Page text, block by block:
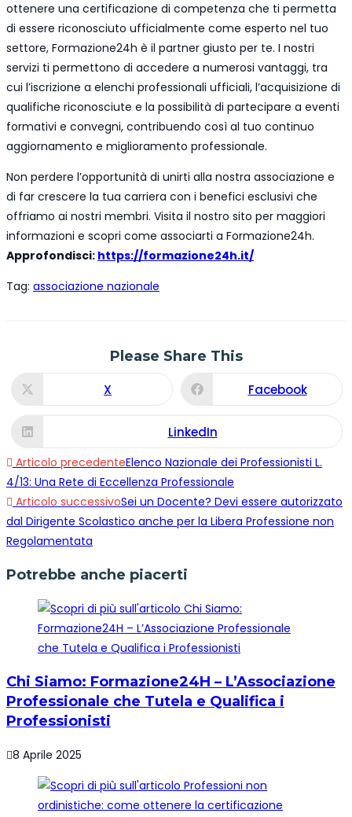
ottenere una certificazione di competenza che ti permetta
di essere riconosciuto ufficialmente come esperto nel tuo
settore, Formazione24h è il partner giusto per te. I nostri
servizi ti permettono di accedere a numerosi vantaggi, tra
cui l’iscrizione a elenchi professionali ufficiali, l’acquisizione di
qualifiche riconosciute e la possibilità di partecipare a eventi
formativi e convegni, contribuendo così al tuo continuo
aggiornamento e miglioramento professionale.
Non perdere l’opportunità di unirti alla nostra associazione e
di far crescere la tua carriera con i benefici esclusivi che
offriamo ai nostri membri. Visita il nostro sito per maggiori
informazioni e scopri come associarti a Formazione24h.
Approfondisci: https://formazione24h.it/
Tag: associazione nazionale
Please Share This
X Facebook
LinkedIn
Articolo precedenteElenco Nazionale dei Professionisti L.
4/13: Una Rete di Eccellenza Professionale
Articolo successivoSei un Docente? Devi essere autorizzato
dal Dirigente Scolastico anche per la Libera Professione non
Regolamentata
Potrebbe anche piacerti
Chi Siamo: Formazione24H – L’Associazione
Professionale che Tutela e Qualifica i
Professionisti
8 Aprile 2025